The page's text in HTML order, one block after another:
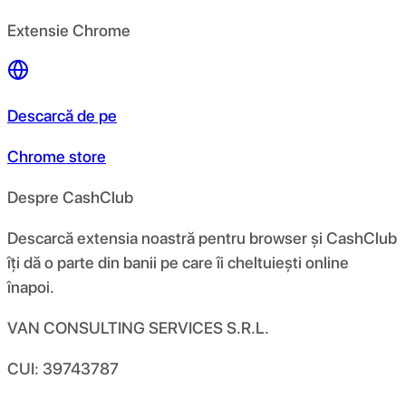
Extensie Chrome
Descarcă de pe
Chrome store
Despre CashClub
Descarcă extensia noastră pentru browser și CashClub
îți dă o parte din banii pe care îi cheltuiești online
înapoi.
VAN CONSULTING SERVICES S.R.L.
CUI: 39743787